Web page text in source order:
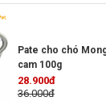
Pate cho chó
cam 100g
28.900đ
36.000đ